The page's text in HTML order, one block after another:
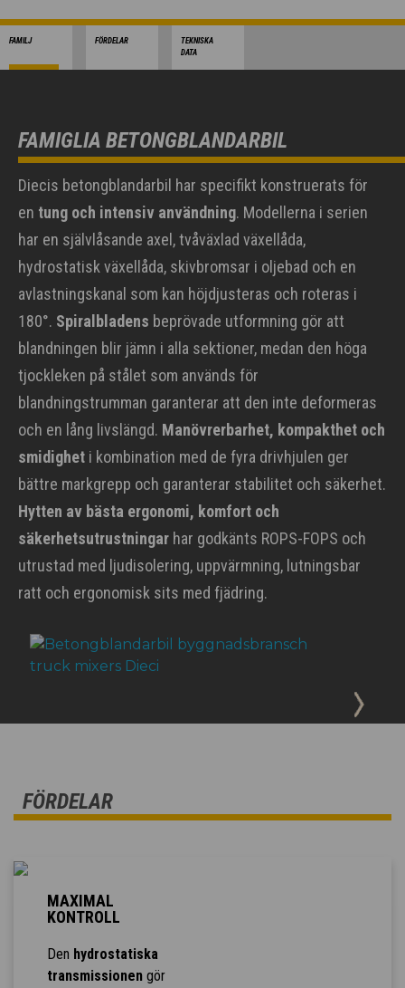
FAMILJ FÖRDELAR
TEKNISKA
DATA
FAMIGLIA BETONGBLANDARBIL
Diecis betongblandarbil har specifikt konstruerats för
en tung och intensiv användning. Modellerna i serien
har en självlåsande axel, tvåväxlad växellåda,
hydrostatisk växellåda, skivbromsar i oljebad och en
avlastningskanal som kan höjdjusteras och roteras i
180°. Spiralbladens beprövade utformning gör att
blandningen blir jämn i alla sektioner, medan den höga
tjockleken på stålet som används för
blandningstrumman garanterar att den inte deformeras
och en lång livslängd. Manövrerbarhet, kompakthet och
smidighet i kombination med de fyra drivhjulen ger
bättre markgrepp och garanterar stabilitet och säkerhet.
Hytten av bästa ergonomi, komfort och
säkerhetsutrustningar har godkänts ROPS-FOPS och
utrustad med ljudisolering, uppvärmning, lutningsbar
ratt och ergonomisk sits med fjädring.
FÖRDELAR
MAXIMAL
KONTROLL
Den hydrostatiska
transmissionengör